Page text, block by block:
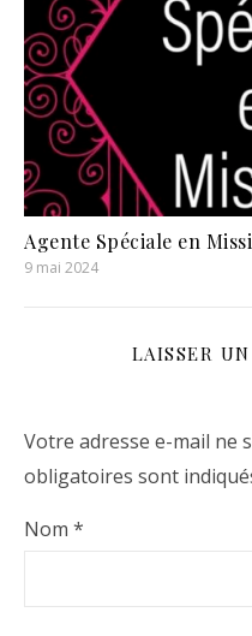
Agente Spéciale en
9 mai 2024
LAISSER
Votre adresse e-mail ne
obligatoires sont
Nom *